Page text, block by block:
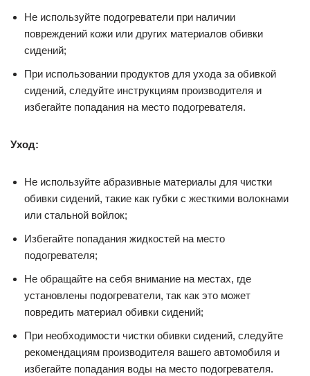
Не используйте подогреватели при наличии
повреждений кожи или других материалов обивки
сидений;
При использовании продуктов для ухода за обивкой
сидений, следуйте инструкциям производителя и
избегайте попадания на место подогревателя.
Уход:
Не используйте абразивные материалы для чистки
обивки сидений, такие как губки с жесткими волокнами
или стальной войлок;
Избегайте попадания жидкостей на место
подогревателя;
Не обращайте на себя внимание на местах, где
установлены подогреватели, так как это может
повредить материал обивки сидений;
При необходимости чистки обивки сидений, следуйте
рекомендациям производителя вашего автомобиля и
избегайте попадания воды на место подогревателя.